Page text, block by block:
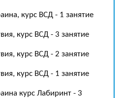
курс ВСД - 1 занятие
курс ВСД - 3 занятие
курс ВСД - 2 занятие
курс ВСД - 1 занятие
курс Лабиринт - 3